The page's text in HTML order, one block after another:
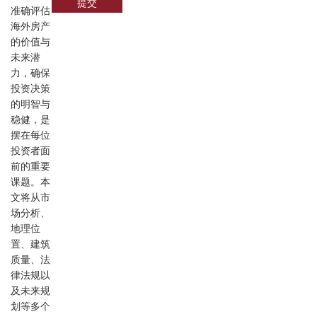
准确评估
海外房产
的价值与
未来潜
力，确保
投资决策
的明智与
稳健，是
摆在每位
投资者面
前的重要
课题。本
文将从市
场分析、
地理位
置、建筑
质量、法
律法规以
及未来规
划等多个